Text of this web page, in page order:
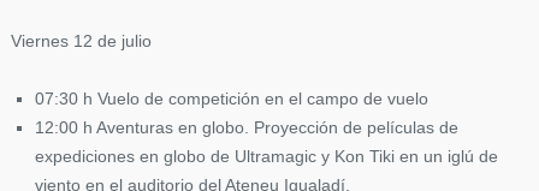
Viernes 12 de julio
07:30 h Vuelo de competición en el campo de vuelo
12:00 h Aventuras en globo. Proyección de películas de
expediciones en globo de Ultramagic y Kon Tiki en un iglú de
viento en el auditorio del Ateneu Igualadí.